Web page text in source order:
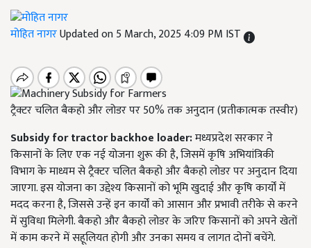
मोहित नागरUpdated on 5 March, 2025 4:09 PM IST
ट्रैक्टर चलित बैकहो और लोडर पर 50% तक अनुदान (प्रतीकात्मक तस्वीर)
Subsidy for tractor backhoe loader:मध्यप्रदेश सरकार ने
किसानों के लिए एक नई योजना शुरू की है, जिसमें कृषि अभियांत्रिकी
विभाग के माध्यम से ट्रैक्टर चलित बैकहो और बैकहो लोडर पर अनुदान दिया
जाएगा. इस योजना का उद्देश्य किसानों को भूमि खुदाई और कृषि कार्यों में
मदद करना है, जिससे उन्हें इन कार्यों को आसान और प्रभावी तरीके से करने
में सुविधा मिलेगी. बैकहो और बैकहो लोडर के जरिए किसानों को अपने खेतों
में काम करने में सहूलियत होगी और उनका समय व लागत दोनों बचेंगे.